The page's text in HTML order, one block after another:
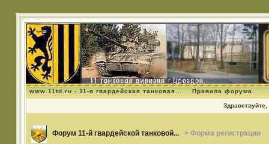
www.11td.ru - 11-я гвардейская танковая... Правила форума
Здравствуйте,
Форум 11-й гвардейской танковой... > Форма регистрации